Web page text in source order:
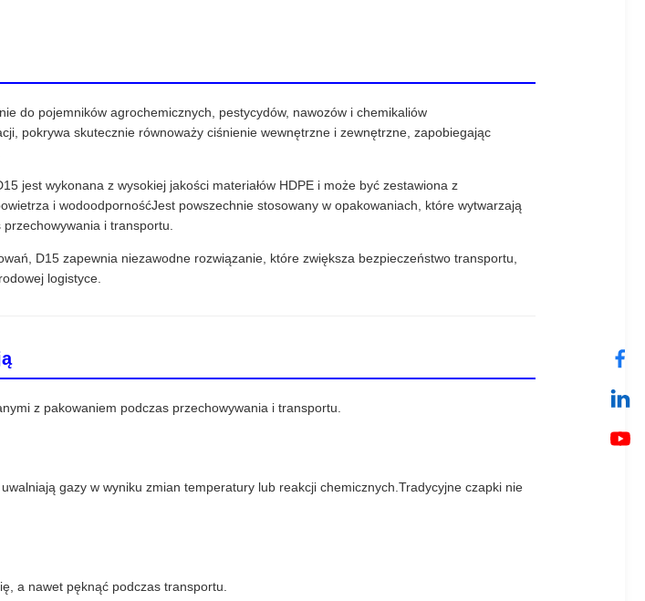
do pojemników agrochemicznych, pestycydów, nawozów i chemikaliów
pokrywa skutecznie równoważy ciśnienie wewnętrzne i zewnętrzne, zapobiegając
jest wykonana z wysokiej jakości materiałów HDPE i może być zestawiona z
i wodoodpornośćJest powszechnie stosowany w opakowaniach, które wytwarzają
i transportu.
D15 zapewnia niezawodne rozwiązanie, które zwiększa bezpieczeństwo transportu,
logistyce.
z pakowaniem podczas przechowywania i transportu.
gazy w wyniku zmian temperatury lub reakcji chemicznych.Tradycyjne czapki nie
a nawet pęknąć podczas transportu.